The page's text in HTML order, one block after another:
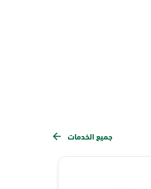
جميع الخدمات